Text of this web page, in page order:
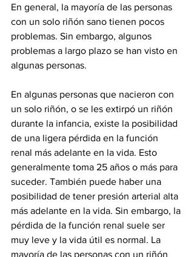
En general, la mayoría de las personas
con un solo riñón sano tienen pocos
problemas. Sin embargo, algunos
problemas a largo plazo se han visto en
algunas personas.
En algunas personas que nacieron con
un solo riñón, o se les extirpó un riñón
durante la infancia, existe la posibilidad
de una ligera pérdida en la función
renal más adelante en la vida. Esto
generalmente toma 25 años o más para
suceder. También puede haber una
posibilidad de tener presión arterial alta
más adelante en la vida. Sin embargo, la
pérdida de la función renal suele ser
muy leve y la vida útil es normal. La
mayoría de las personas con un riñón